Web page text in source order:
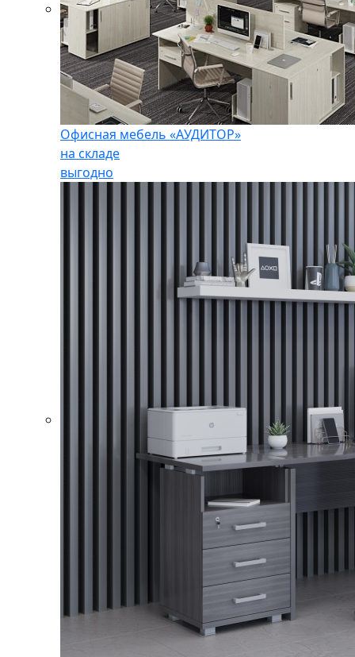
Офисная мебель «АУДИТОР»
на складе
выгодно